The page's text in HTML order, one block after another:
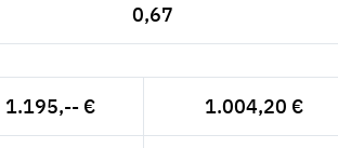
0,67
1.195,-- € 1.004,20 €